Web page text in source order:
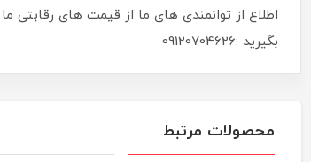
اطلاع از توانمندی های ما از قیمت های
بگیرید :09120704626
محصولات مرتبط